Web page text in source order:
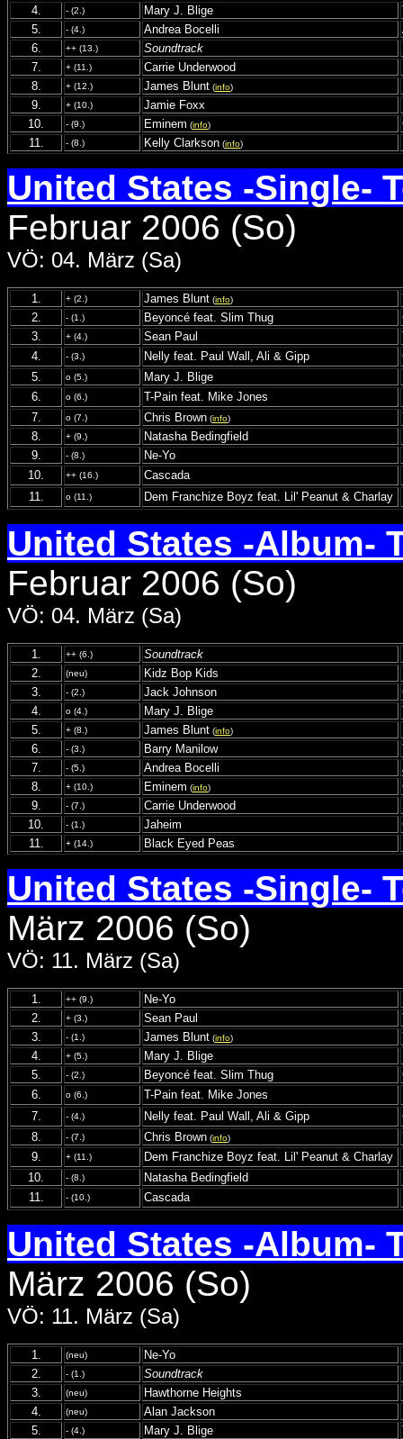
4.
- (2.) Mary J. Blige
5.
- (4.) Andrea Bocelli
6.
++ (13.) Soundtrack
7.
+ (11.) Carrie Underwood
8.
+ (12.) James Blunt (info)
9.
+ (10.) Jamie Foxx
10.
- (9.) Eminem (info)
11.
- (8.) Kelly Clarkson (info)
United States -Single-
Februar 2006 (So)
VÖ: 04. März (Sa)
1. + (2.) James Blunt (info)
2.
- (1.) Beyoncé feat. Slim Thug
3.
+ (4.) Sean Paul
4.
- (3.) Nelly feat. Paul Wall, Ali & Gipp
5.
o (5.) Mary J. Blige
6.
o (6.) T-Pain feat. Mike Jones
7.
o (7.) Chris Brown (info)
8.
+ (9.) Natasha Bedingfield
9.
- (8.) Ne-Yo
10.
++ (16.) Cascada
11.
o (11.) Dem Franchize Boyz feat. Lil' Peanut & Charlay
United States -Album-
Februar 2006 (So)
VÖ: 04. März (Sa)
1. ++ (6.) Soundtrack
2.
(neu) Kidz Bop Kids
3.
- (2.) Jack Johnson
4.
o (4.) Mary J. Blige
5.
+ (8.) James Blunt (info)
6.
- (3.) Barry Manilow
7.
- (5.) Andrea Bocelli
8.
+ (10.) Eminem (info)
9.
- (7.) Carrie Underwood
10.
- (1.) Jaheim
11.
+ (14.) Black Eyed Peas
United States -Single-
März 2006 (So)
VÖ: 11. März (Sa)
1. ++ (9.) Ne-Yo
2.
+ (3.) Sean Paul
3.
- (1.) James Blunt (info)
4.
+ (5.) Mary J. Blige
5.
- (2.) Beyoncé feat. Slim Thug
6.
o (6.) T-Pain feat. Mike Jones
7.
- (4.) Nelly feat. Paul Wall, Ali & Gipp
8.
- (7.) Chris Brown (info)
9.
+ (11.) Dem Franchize Boyz feat. Lil' Peanut & Charlay
10.
- (8.) Natasha Bedingfield
11.
- (10.) Cascada
United States -Album-
März 2006 (So)
VÖ: 11. März (Sa)
1. (neu) Ne-Yo
2.
- (1.) Soundtrack
3.
(neu) Hawthorne Heights
4.
(neu) Alan Jackson
5.
- (4.) Mary J. Blige